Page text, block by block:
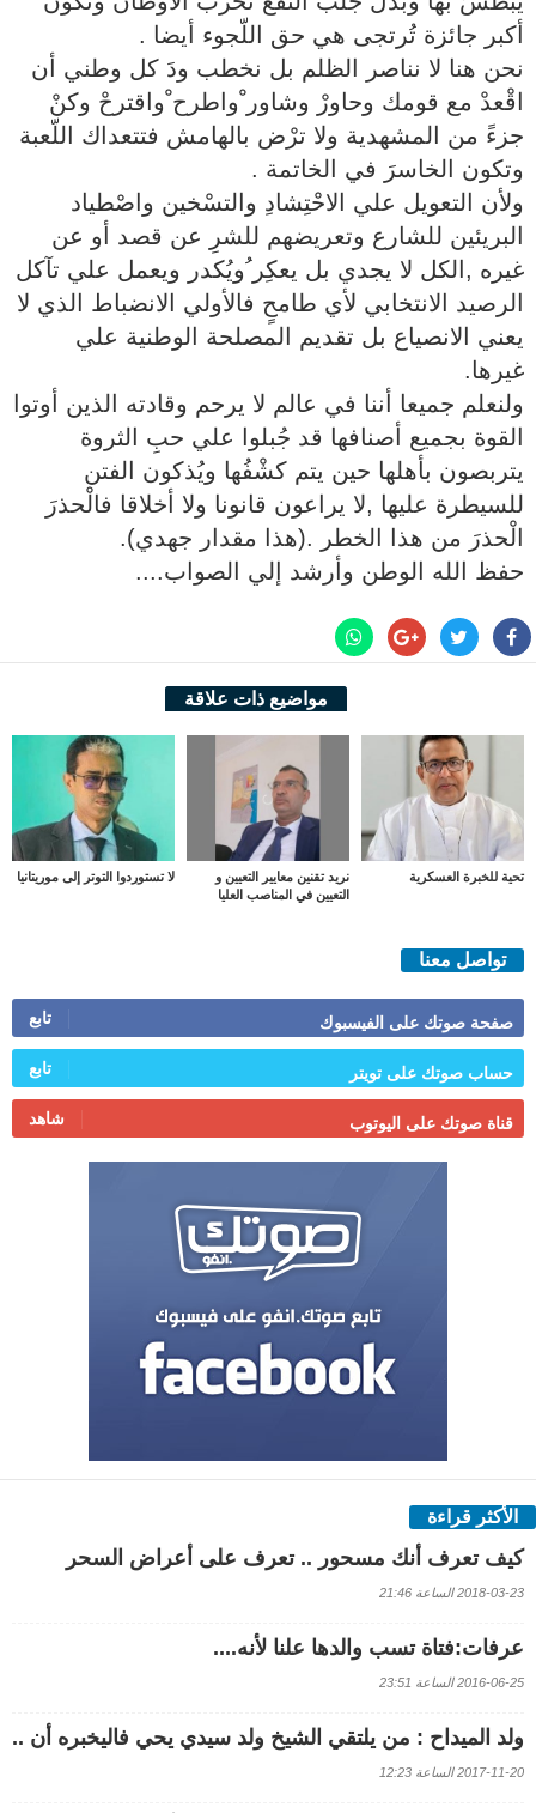
أكبر جائزة تُرتجى هي حق اللّجوء أيضا .
نحن هنا لا نناصر الظلم بل نخطب ودَ كل وطني أن
اقْعدْ مع قومك وحاورْ وشاور ْواطرح ْواقترحْ وكنْ
جزءً من المشهدية ولا ترْض بالهامش فتتعداك اللّعبة
وتكون الخاسرَ في الخاتمة .
ولأن التعويل علي الاحْتِشادِ والتسْخين واصْطياد
البريئين للشارع وتعريضهم للشرِ عن قصد أو عن
غيره ,الكل لا يجدي بل يعكِر ُويُكدر ويعمل علي تآكل
الرصيد الانتخابي لأي طامحٍ فالأولي الانضباط الذي لا
يعني الانصياع بل تقديم المصلحة الوطنية علي
غيرها.
ولنعلم جميعا أننا في عالم لا يرحم وقادته الذين أوتوا
القوة بجميع أصنافها قد جُبلوا علي حبِ الثروة
يتربصون بأهلها حين يتم كشْفُها ويُذكون الفتن
للسيطرة عليها ,لا يراعون قانونا ولا أخلاقا فالْحذرَ
الْحذرَ من هذا الخطر .(هذا مقدار جهدي).
حفظ الله الوطن وأرشد إلي الصواب....
مواضيع ذات علاقة
تحية للخبرة العسكرية
نريد تقنين معايير التعيين و
التعيين في المناصب العليا
لا تستوردوا التوتر إلى موريتانيا
تواصل معنا
صفحة صوتك على الفيسبوك تابع
حساب صوتك على تويتر تابع
قناة صوتك على اليوتوب شاهد
الأكثر قراءة
كيف تعرف أنك مسحور .. تعرف على أعراض السحر
2018-03-23 الساعة 21:46
عرفات:فتاة تسب والدها علنا لأنه....
2016-06-25 الساعة 23:51
ولد الميداح : من يلتقي الشيخ ولد سيدي يحي فاليخبره أن ..
2017-11-20 الساعة 12:23